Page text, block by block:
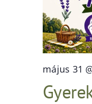
május 31